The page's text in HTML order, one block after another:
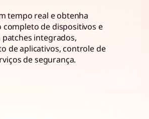
tempo real e obtenha
completo de dispositivos e
integrados,
de aplicativos, controle de
de segurança.